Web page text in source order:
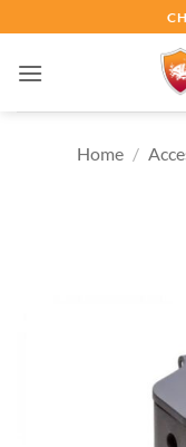
ai
contenuti
Home /